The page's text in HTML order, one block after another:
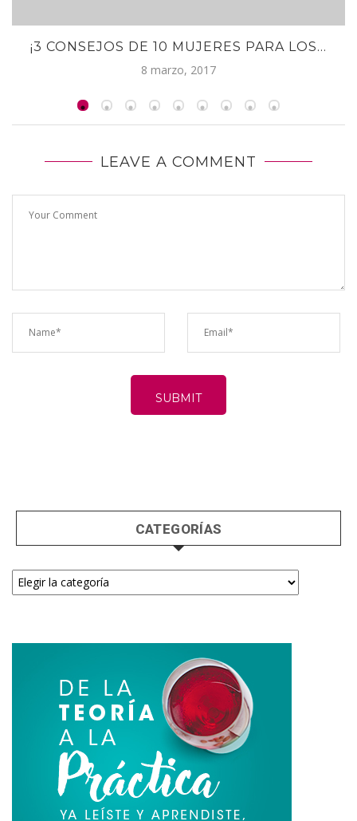
¡3 CONSEJOS DE 10 MUJERES PARA LOS...
8 marzo, 2017
LEAVE A COMMENT
CATEGORÍAS